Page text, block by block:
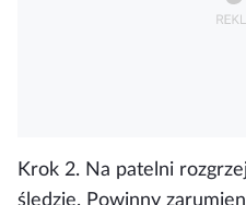
Krok 2. Na patelni
śledzie. Powinny